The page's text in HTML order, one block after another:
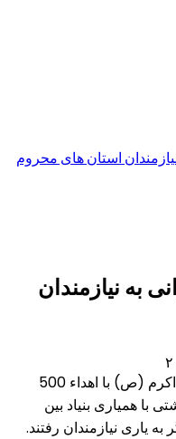
نیازمندان استان های محروم
به نیازمندان
خیرین تهرانی همزمان با مبعث رسول اکرم (ص) با اهداء 500
معیشتی با همیاری بنیاد بین
به یاری نیازمندان رفتند.